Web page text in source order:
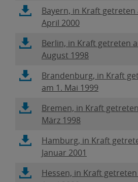
Fenster,
PDF-
Datei
in
neuem
Fenster,
PDF-
Datei
Bayern, in Kraft getreten
April 2000
Link
öffnet
in
neuem
Fenster,
PDF-
Datei
Berlin, in Kraft getreten
August 1998
Link
öffnet
in
neuem
Fenster,
PDF-
Datei
Brandenburg, in Kraft
am 1. Mai 1999
Link
öffnet
in
neuem
Fenster,
PDF-
Datei
Bremen, in Kraft
März 1998
Link
öffnet
in
neuem
Fenster,
Hamburg, in Kraft
Januar 2001
Link
öffnet
in
Hessen, in Kraft
Link